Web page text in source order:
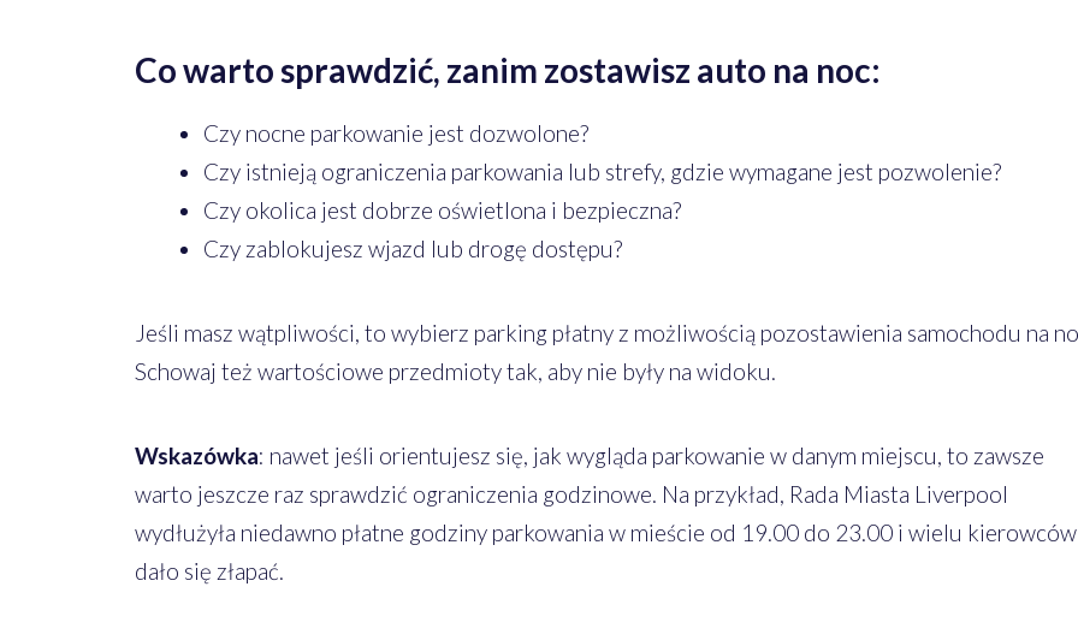
Co warto sprawdzić, zanim zostawisz auto na noc:
Czy nocne parkowanie jest dozwolone?
Czy istnieją ograniczenia parkowania lub strefy, gdzie wymagane jest pozwolenie?
Czy okolica jest dobrze oświetlona i bezpieczna?
Czy zablokujesz wjazd lub drogę dostępu?
Jeśli masz wątpliwości, to wybierz parking płatny z możliwością pozostawienia samochodu na
Schowaj też wartościowe przedmioty tak, aby nie były na widoku.
Wskazówka: nawet jeśli orientujesz się, jak wygląda parkowanie w danym miejscu, to zawsze
warto jeszcze raz sprawdzić ograniczenia godzinowe. Na przykład, Rada Miasta Liverpool
wydłużyła niedawno płatne godziny parkowania w mieście od 19.00 do 23.00 i wielu kierowców
dało się złapać.